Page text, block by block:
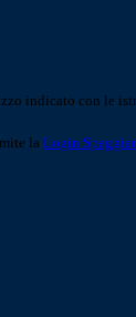
indicato con le
la Login